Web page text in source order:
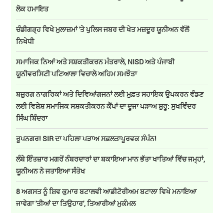
ਲੋਕ ਹਮਾਇਤ
ਚੰਡੀਗੜ੍ਹ ਵਿਖੇ ਮੁਲਾਜ਼ਮਾਂ 'ਤੇ ਪੁਲਿਸ ਜਬਰ ਦੀ ਖੇਤ ਮਜ਼ਦੂਰ ਯੂਨੀਅਨ ਵੱਲੋਂ
ਨਿਖੇਧੀ
ਸਮਾਜਿਕ ਨਿਆਂ ਅਤੇ ਸਸ਼ਕਤੀਕਰਨ ਮੰਤਰਾਲੇ, NISD ਅਤੇ ਪੰਜਾਬੀ
ਯੂਨੀਵਰਸਿਟੀ ਪਟਿਆਲਾ ਵਿਚਾਲੇ ਅਹਿਮ ਸਮਝੌਤਾ
ਬਜ਼ੁਰਗ ਨਾਗਰਿਕਾਂ ਅਤੇ ਦਿਵਿਆਂਗਜਨਾਂ ਲਈ ਮੁਫ਼ਤ ਸਹਾਇਕ ਉਪਕਰਨ ਵੰਡਣ
ਲਈ ਵਿਸ਼ੇਸ਼ ਸਮਾਜਿਕ ਸਸ਼ਕਤੀਕਰਨ ਕੈਂਪਾਂ ਦਾ ਦੂਜਾ ਪੜਾਅ ਸ਼ੁਰੂ: ਸੁਖਵਿੰਦਰ
ਸਿੰਘ ਬਿੰਦਰਾ
ਰੂਪਨਗਰ! SIR ਦਾ ਪਹਿਲਾ ਪੜਾਅ ਸਫ਼ਲਤਾਪੂਰਵਕ ਸੰਪੰਨ!
ਲੰਬੇ ਇੰਤਜ਼ਾਰ ਮਗਰੋਂ ਨੰਬਰਦਾਰਾਂ ਦਾ ਬਕਾਇਆ ਮਾਨ ਭੱਤਾ ਖਾਤਿਆਂ ਵਿੱਚ ਜਮ੍ਹਾਂ,
ਯੂਨੀਅਨ ਨੇ ਜਤਾਇਆ ਸੰਤੋਖ
8 ਅਗਸਤ ਨੂੰ ਸ਼ਿਵ ਕੁਮਾਰ ਬਟਾਲਵੀ ਆਡੀਟੋਰੀਅਮ ਬਟਾਲਾ ਵਿਖੇ ਮਨਾਇਆ
ਜਾਵੇਗਾ 'ਤੀਆਂ ਦਾ ਤਿਉਹਾਰ', ਤਿਆਰੀਆਂ ਮੁਕੰਮਲ